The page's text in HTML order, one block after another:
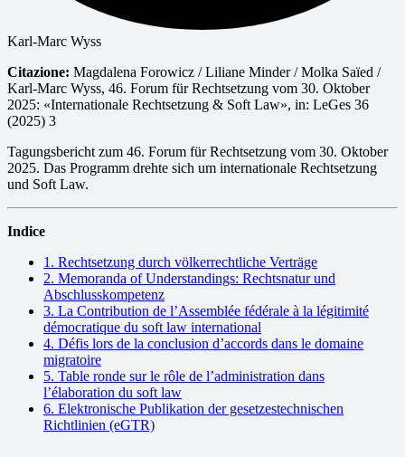
Karl-Marc Wyss
Citazione: Magdalena Forowicz / Liliane Minder / Molka Saïed /
Karl-Marc Wyss, 46. Forum für Rechtsetzung vom 30. Oktober
2025: «Internationale Rechtsetzung & Soft Law», in: LeGes 36
(2025) 3
Tagungsbericht zum 46. Forum für Rechtsetzung vom 30. Oktober
2025. Das Programm drehte sich um internationale Rechtsetzung
und Soft Law.
Indice
1. Rechtsetzung durch völkerrechtliche Verträge
2. Memoranda of Understandings: Rechtsnatur und
Abschlusskompetenz
3. La Contribution de l’Assemblée fédérale à la légitimité
démocratique du soft law international
4. Défis lors de la conclusion d’accords dans le domaine
migratoire
5. Table ronde sur le rôle de l’administration dans
l’élaboration du soft law
6. Elektronische Publikation der gesetzestechnischen
Richtlinien (eGTR)